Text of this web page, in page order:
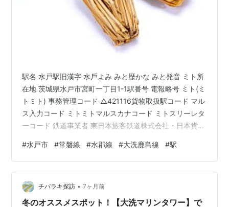
嶋市
かしまおおの
まなす公園前駅
いはまなすこうえんまえ
嶋市
荒野台駅 こうやだい
茨城
県鹿
嶋市
タジアム駅(臨)
ム
県鹿
駅名 水戸駅旧漢字 水戶よみ みと歴かな みと発音 ミト所
在地 茨城県水戸市宮町一丁目1-1駅番号 電報略号 ミト(ミ
トミト) 事務管理コード △421116貨物取扱駅コード マル
ス入力コード ミトミトマルスカナコード ミトスリーレタ
ーコード 鉄道事業者 東日本旅客鉄道株式会社・日本貨物
線乗入路線 常磐線 水戸線 水郡線 大洗鹿島線キロ程 常磐
線 日暮里起点 115.3km 常磐線貨物支線(廃止) 水戸起点
0.0km 水郡線 水戸起点 0.0km 大洗鹿島線 水戸起点
0.0km 名所案内標記載事項(国鉄営業局昭和30年4月) 記
載なし 歴…
#水戸市 #常磐線 #水郡線 #大洗鹿島線 #駅
チバラキ探訪 • 7ヶ月前
冬のオススメスポット！【大洗マリンタワー】で